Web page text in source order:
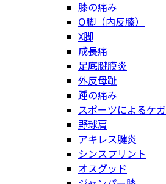
膝の痛み
O脚（内反膝）
X脚
成長痛
足底腱膜炎
外反母趾
踵の痛み
スポーツによるケガ
野球肩
アキレス腱炎
シンスプリント
オスグッド